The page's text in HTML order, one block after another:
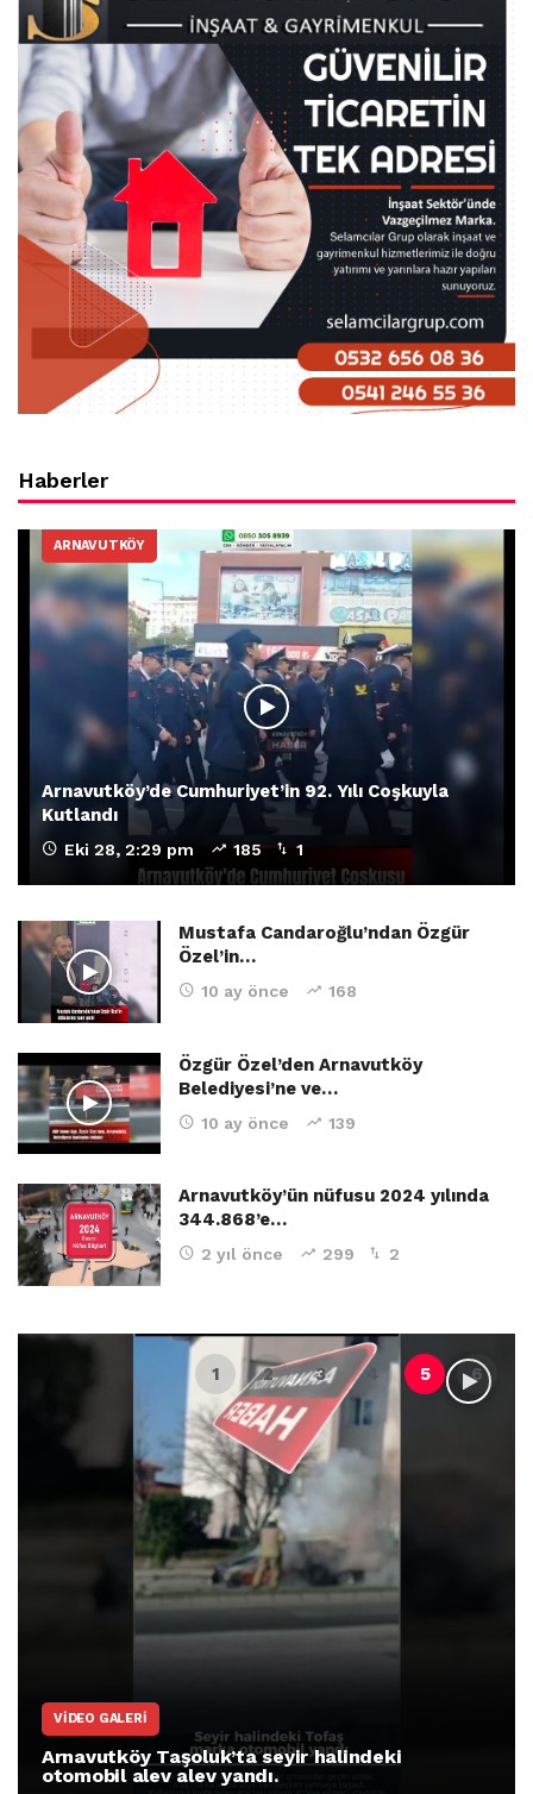
Haberler
ARNAVUTKÖY
Arnavutköy’de Cumhuriyet’in 92. Yılı Coşkuyla
Kutlandı
Eki 28, 2:29 pm 185 1
Mustafa Candaroğlu’ndan Özgür
Özel’in…
10 ay önce 168
Özgür Özel’den Arnavutköy
Belediyesi’ne ve…
10 ay önce 139
Arnavutköy’ün nüfusu 2024 yılında
344.868’e…
2 yıl önce 299 2
VIDEO GALERI
Arnavutköy Taşoluk’ta seyir halindeki
otomobil alev alev yandı.